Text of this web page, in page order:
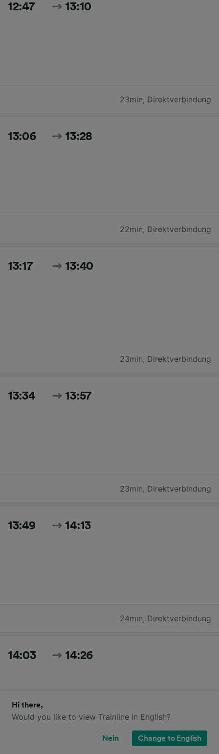
12:47 13:10
23min, Direktverbindung
13:06 13:28
22min, Direktverbindung
13:17 13:40
23min, Direktverbindung
13:34 13:57
23min, Direktverbindung
13:49 14:13
24min, Direktverbindung
14:03 14:26
23min,Direktverbindung
Hi there,
Would you like to view Trainline in English?
Nein Change to English